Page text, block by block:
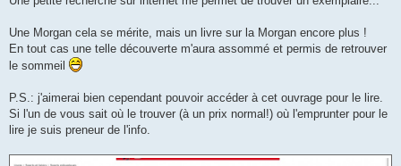
Une Morgan cela se mérite, mais un livre sur la Morgan encore plus !
En tout cas une telle découverte m'aura assommé et permis de retrouver
le sommeil
P.S.: j'aimerai bien cependant pouvoir accéder à cet ouvrage pour le lire.
Si l'un de vous sait où le trouver (à un prix normal!) où l'emprunter pour le
lire je suis preneur de l'info.